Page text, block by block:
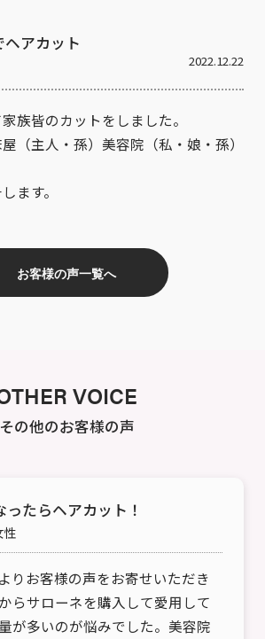
ヘアカット
2022.12.22
族皆のカットをしました。
（主人・孫）美容院（私・娘・孫）
ます。
お客様の声一覧へ
VOICE
その他のお客様の声
ったらヘアカット！
性
りお客様の声をお寄せいただき
らサローネを購入して愛用して
が多いのが悩みでした。美容院